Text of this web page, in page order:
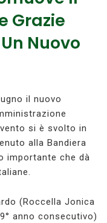
Grazie
Nuovo
il nuovo
si è svolto in
alla Bandiera
importante che dà
(Roccella Jonica
anno consecutivo)